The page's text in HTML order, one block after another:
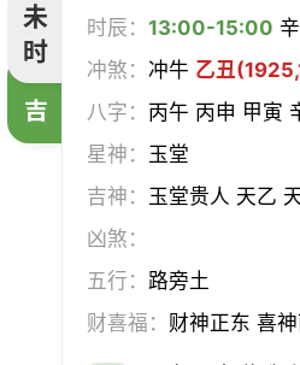
未
时
吉
时辰：13:00-15:00
冲煞：冲牛 乙丑
八字： 丙午 丙申 甲寅
星神： 玉堂
吉神： 玉堂贵人 天乙
凶煞：
五行：路旁土
财喜福： 财神正东 喜